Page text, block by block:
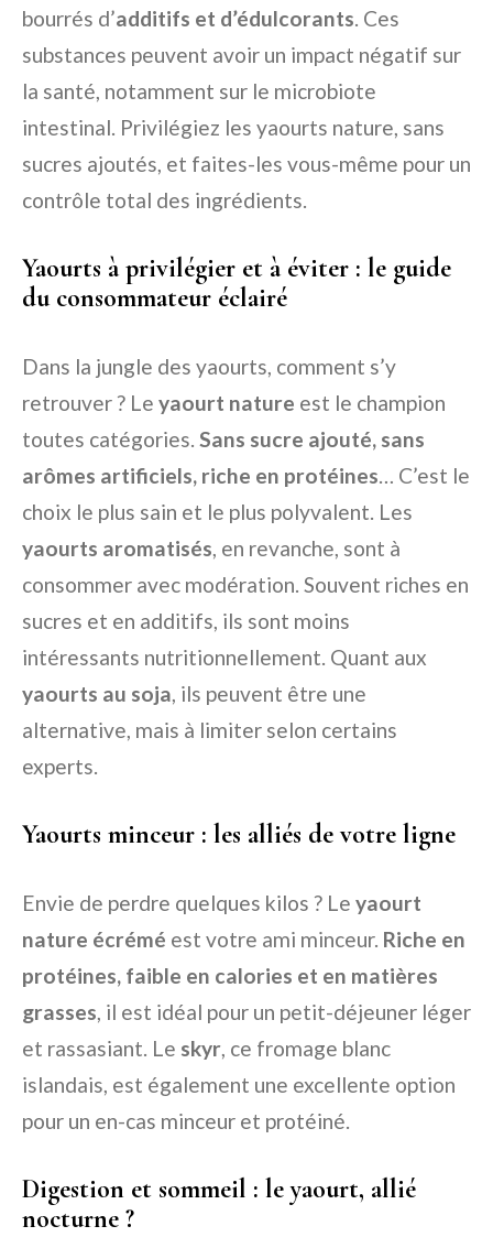
bourrés d’additifs et d’édulcorants. Ces
substances peuvent avoir un impact négatif sur
la santé, notamment sur le microbiote
intestinal. Privilégiez les yaourts nature, sans
sucres ajoutés, et faites-les vous-même pour un
contrôle total des ingrédients.
Yaourts à privilégier et à éviter : le guide
du consommateur éclairé
Dans la jungle des yaourts, comment s’y
retrouver ? Le yaourt nature est le champion
toutes catégories. Sans sucre ajouté, sans
arômes artificiels, riche en protéines… C’est le
choix le plus sain et le plus polyvalent. Les
yaourts aromatisés, en revanche, sont à
consommer avec modération. Souvent riches en
sucres et en additifs, ils sont moins
intéressants nutritionnellement. Quant aux
yaourts au soja, ils peuvent être une
alternative, mais à limiter selon certains
experts.
Yaourts minceur : les alliés de votre ligne
Envie de perdre quelques kilos ? Le yaourt
nature écrémé est votre ami minceur. Riche en
protéines, faible en calories et en matières
grasses, il est idéal pour un petit-déjeuner léger
et rassasiant. Le skyr, ce fromage blanc
islandais, est également une excellente option
pour un en-cas minceur et protéiné.
Digestion et sommeil : le yaourt, allié
nocturne ?